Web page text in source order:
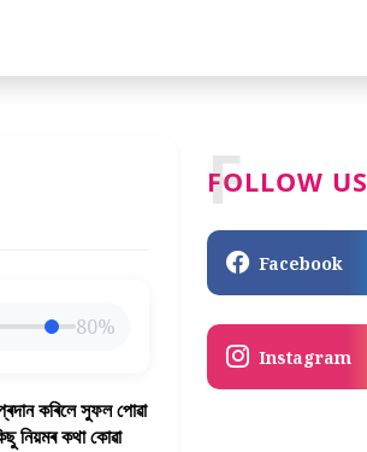
80%
কৰিলে সুফল পোৱা
নিয়মৰ কথা কোৱা
FOLLOW US
F
Facebook
Instagram